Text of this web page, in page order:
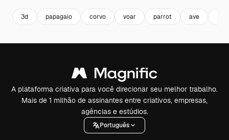
3d papagaio corvo voar parrot ave
A plataforma criativa para você direcionar seu melhor trabalho.
Mais de 1 milhão de assinantes entre criativos, empresas,
agências e estúdios.
Português